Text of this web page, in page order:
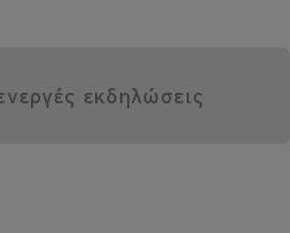
εκδηλώσεις